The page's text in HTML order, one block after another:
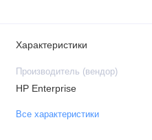
Характеристики
Производитель (вендор)
HP Enterprise
Все характеристики